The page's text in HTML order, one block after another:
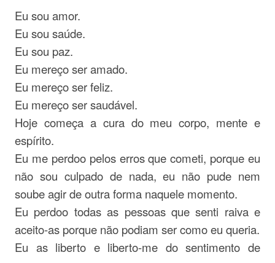
Eu sou amor.
Eu sou saúde.
Eu sou paz.
Eu mereço ser amado.
Eu mereço ser feliz.
Eu mereço ser saudável.
Hoje começa a cura do meu corpo, mente e
espírito.
Eu me perdoo pelos erros que cometi, porque eu
não sou culpado de nada, eu não pude nem
soube agir de outra forma naquele momento.
Eu perdoo todas as pessoas que senti raiva e
aceito-as porque não podiam ser como eu queria.
Eu as liberto e liberto-me do sentimento de